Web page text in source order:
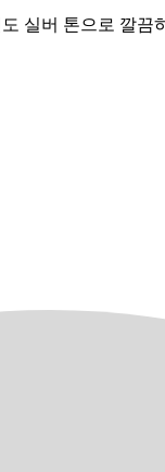
실버 톤으로 깔